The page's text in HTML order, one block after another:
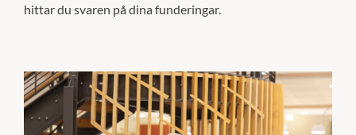
hittar du svaren på dina funderingar.